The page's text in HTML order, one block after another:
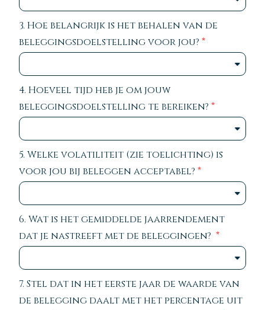
3. Hoe belangrijk is het behalen van de
beleggingsdoelstelling voor jou?
4. Hoeveel tijd heb je om jouw
beleggingsdoelstelling te bereiken?
5. Welke volatiliteit (zie toelichting) is
voor jou bij beleggen acceptabel?
6. Wat is het gemiddelde jaarrendement
dat je nastreeft met de beleggingen?
7. Stel dat in het eerste jaar de waarde van
de belegging daalt met het percentage uit